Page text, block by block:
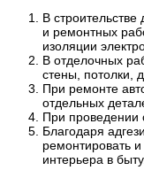
В
и ремонтных
изоляции
В отделочных
стены, потолки,
При ремонте
отдельных
При проведении
Благодаря
ремонтировать
интерьера в быту.